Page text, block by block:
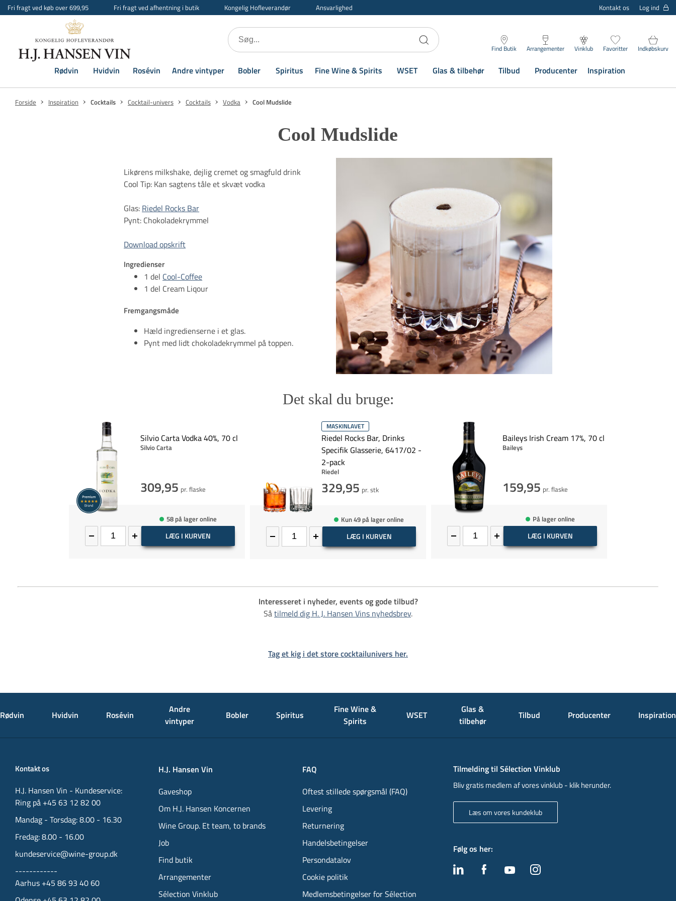
Fri fragt ved køb over 699,95 Fri fragt ved afhentning i butik Kongelig Hofleverandør Ansvarlighed Kontakt os Log ind
Find Butik Arrangementer Vinklub Favoritter Indkøbskurv
Rødvin Hvidvin Rosévin Andre vintyper Bobler Spiritus Fine Wine & Spirits WSET Glas & tilbehør Tilbud Producenter Inspiration
Forside Inspiration Cocktails Cocktail-univers Cocktails Vodka Cool Mudslide
Cool Mudslide
Likørens milkshake, dejlig cremet og smagfuld drink
Cool Tip: Kan sagtens tåle et skvæt vodka
Glas: Riedel Rocks Bar
Pynt: Chokoladekrymmel
Download opskrift
Ingredienser
1 del Cool-Coffee
1 del Cream Liqour
Fremgangsmåde
Hæld ingredienserne i et glas.
Pynt med lidt chokoladekrymmel på toppen.
Det skal du bruge:
Silvio Carta Vodka 40%, 70 cl
Silvio Carta
309,95 pr. flaske
58 på lager online
LÆG I KURVEN
MASKINLAVET
Riedel Rocks Bar, Drinks
Specifik Glasserie, 6417/02 -
2-pack
Riedel
329,95 pr. stk
Kun 49 på lager online
LÆG I KURVEN
Baileys Irish Cream 17%, 70 cl
Baileys
159,95 pr. flaske
På lager online
LÆG I KURVEN
Interesseret i nyheder, events og gode tilbud?
Såtilmeld dig H. J. Hansen Vins nyhedsbrev.
Tag et kig i det store cocktailunivers her.
Rødvin Hvidvin Rosévin
Andre
vintyper
Bobler Spiritus
Fine Wine &
Spirits
WSET
Glas &
tilbehør
Tilbud Producenter Inspiration
Kontakt os
H.J. Hansen Vin - Kundeservice:
Ring på +45 63 12 82 00
Mandag - Torsdag: 8.00 - 16.30
Fredag: 8.00 - 16.00
kundeservice@wine-group.dk
------------
Aarhus +45 86 93 40 60
H.J. Hansen Vin
Gaveshop
Om H.J. Hansen Koncernen
Wine Group. Et team, to brands
Job
Find butik
Arrangementer
Sélection Vinklub
FAQ
Oftest stillede spørgsmål (FAQ)
Levering
Returnering
Handelsbetingelser
Persondatalov
Cookie politik
Medlemsbetingelser for Sélection
Tilmelding til Sélection Vinklub
Bliv gratis medlem af vores vinklub - klik herunder.
Læs om vores kundeklub
Følg os her: